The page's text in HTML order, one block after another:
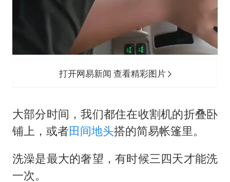
打开网易新闻 查看精彩图片
大部分时间，我们都住在收割机的折叠卧
铺上，或者田间地头搭的简易帐篷里。
洗澡是最大的奢望，有时候三四天才能洗
一次。